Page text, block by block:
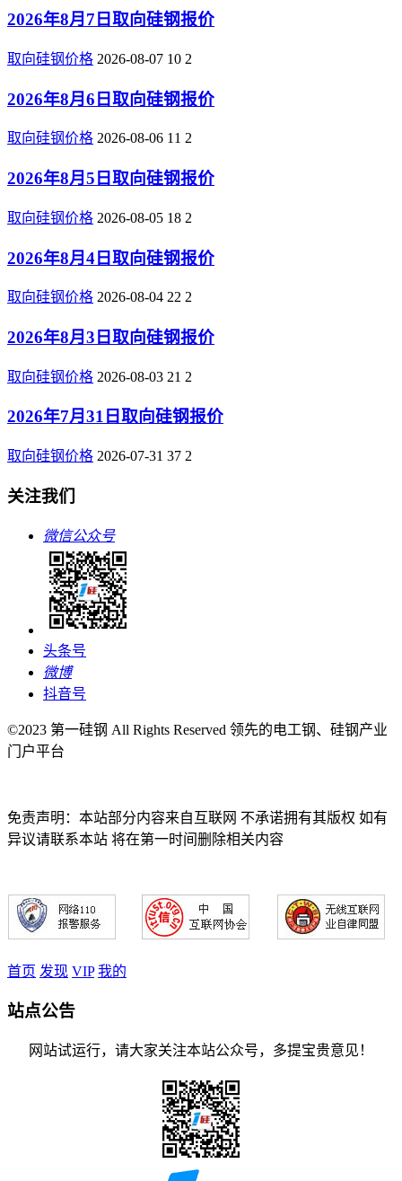
2026年8月7日取向硅钢报价
取向硅钢价格 2026-08-07 10 2
2026年8月6日取向硅钢报价
取向硅钢价格 2026-08-06 11 2
2026年8月5日取向硅钢报价
取向硅钢价格 2026-08-05 18 2
2026年8月4日取向硅钢报价
取向硅钢价格 2026-08-04 22 2
2026年8月3日取向硅钢报价
取向硅钢价格 2026-08-03 21 2
2026年7月31日取向硅钢报价
取向硅钢价格 2026-07-31 37 2
关注我们
微信公众号
头条号
微博
抖音号
©2023 第一硅钢 All Rights Reserved 领先的电工钢、硅钢产业
门户平台
免责声明：本站部分内容来自互联网 不承诺拥有其版权 如有
异议请联系本站 将在第一时间删除相关内容
首页 发现 VIP 我的
站点公告
网站试运行，请大家关注本站公众号，多提宝贵意见！